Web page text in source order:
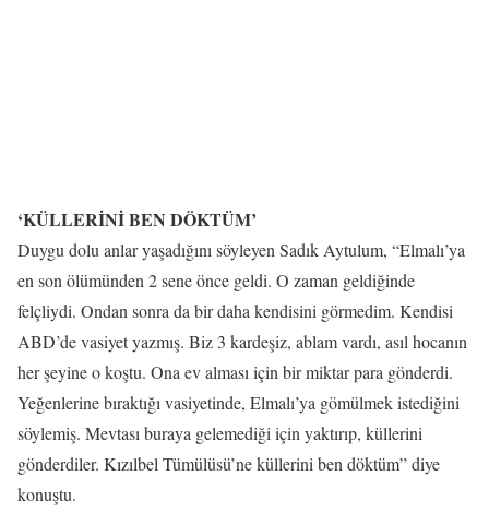
‘KÜLLERİNİ BEN DÖKTÜM’
Duygu dolu anlar yaşadığını söyleyen Sadık Aytulum, “Elmalı’ya
en son ölümünden 2 sene önce geldi. O zaman geldiğinde
felçliydi. Ondan sonra da bir daha kendisini görmedim. Kendisi
ABD’de vasiyet yazmış. Biz 3 kardeşiz, ablam vardı, asıl hocanın
her şeyine o koştu. Ona ev alması için bir miktar para gönderdi.
Yeğenlerine bıraktığı vasiyetinde, Elmalı’ya gömülmek istediğini
söylemiş. Mevtası buraya gelemediği için yaktırıp, küllerini
gönderdiler. Kızılbel Tümülüsü’ne küllerini ben döktüm” diye
konuştu.